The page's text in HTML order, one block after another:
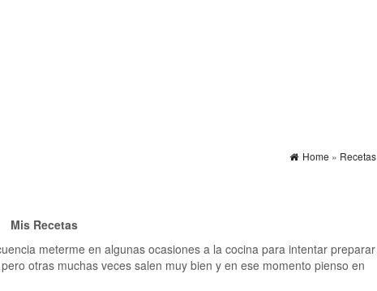
Home » Recetas
Mis Recetas
meterme en algunas ocasiones a la cocina para intentar preparar
otras muchas veces salen muy bien y en ese momento pienso en